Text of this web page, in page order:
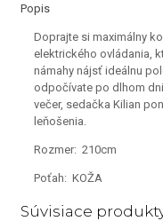
Popis
Doprajte si maximálny
elektrického ovládania,
námahy nájsť ideálnu
odpočívate po dlhom
večer, sedačka Kilian
leňošenia.
Rozmer: 210cm
Poťah: KOŽA
Súvisiace